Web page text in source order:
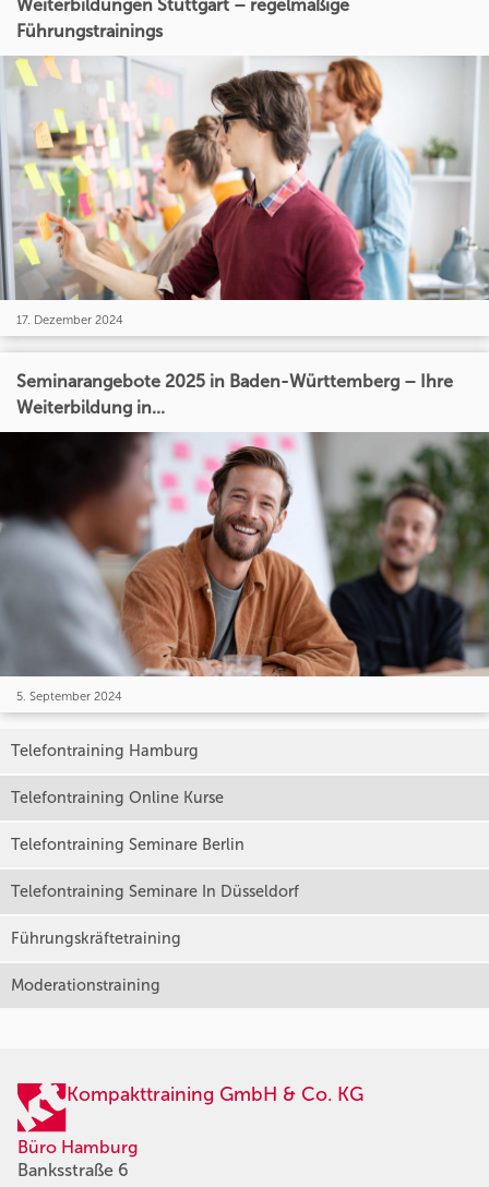
Weiterbildungen Stuttgart – regelmäßige
Führungstrainings
17. Dezember 2024
Seminarangebote 2025 in Baden-Württemberg – Ihre
Weiterbildung in...
5. September 2024
Telefontraining Hamburg
Telefontraining Online Kurse
Telefontraining Seminare Berlin
Telefontraining Seminare In Düsseldorf
Führungskräftetraining
Moderationstraining
Kompakttraining GmbH & Co. KG
Büro Hamburg
Banksstraße 6